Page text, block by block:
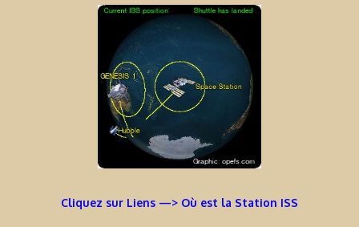
Cliquez sur Liens —> Où est la Station ISS